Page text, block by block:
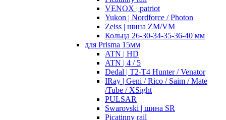
VENOX | patriot
Yukon | Nordforce / Photon
Zeiss | шина ZM/VM
Кольца 26-30-34-35-36-40 мм
для Prisma 15мм
ATN | HD
ATN | 4 / 5
Dedal | T2-T4 Hunter / Venator
IRay | Geni / Rico / Saim / Mate
/Tube / XSight
PULSAR
Swarovski | шина SR
Picatinny rail